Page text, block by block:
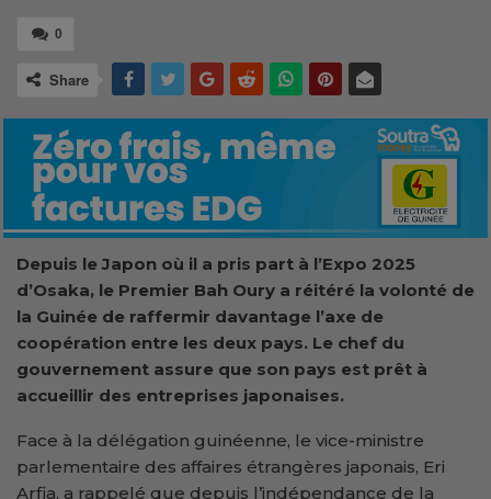
0
Share
Depuis le Japon où il a pris part à l’Expo 2025
d’Osaka, le Premier Bah Oury a réitéré la volonté de
la Guinée de raffermir davantage l’axe de
coopération entre les deux pays. Le chef du
gouvernement assure que son pays est prêt à
accueillir des entreprises japonaises.
Face à la délégation guinéenne, le vice-ministre
parlementaire des affaires étrangères japonais, Eri
Arfia, a rappelé que depuis l’indépendance de la